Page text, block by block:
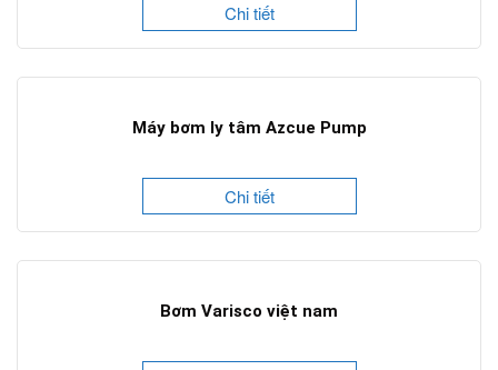
Chi tiết
Máy bơm ly tâm Azcue Pump
Chi tiết
Bơm Varisco việt nam